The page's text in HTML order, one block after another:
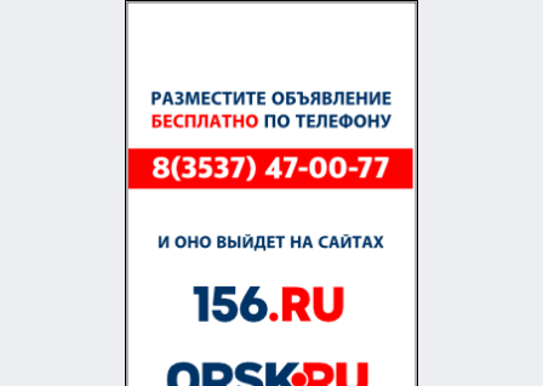
+7 (905) 842-41-19